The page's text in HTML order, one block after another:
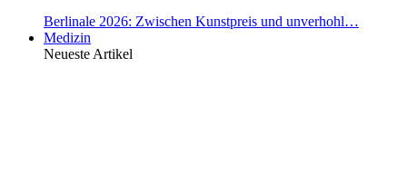
Berlinale 2026: Zwischen Kunstpreis und unverhohl…
Medizin
Neueste Artikel